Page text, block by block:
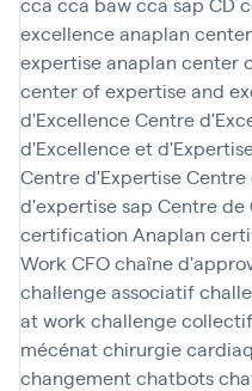
excellence anaplan
expertise anaplan center
center of expertise and
d'ExcellenceCentre
d'Excellence et
Centre d'ExpertiseCentre
d'expertise sap Centre de
certification Anaplan
Work CFOchaîne
challenge associatif
at work challenge collectif
mécénat chirurgie
changementchatbots